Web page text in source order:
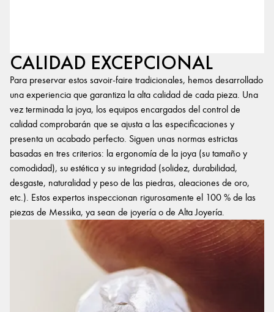
CALIDAD EXCEPCIONAL
Para preservar estos savoir-faire tradicionales, hemos desarrollado
una experiencia que garantiza la alta calidad de cada pieza. Una
vez terminada la joya, los equipos encargados del control de
calidad comprobarán que se ajusta a las especificaciones y
presenta un acabado perfecto. Siguen unas normas estrictas
basadas en tres criterios: la ergonomía de la joya (su tamaño y
comodidad), su estética y su integridad (solidez, durabilidad,
desgaste, naturalidad y peso de las piedras, aleaciones de oro,
etc.). Estos expertos inspeccionan rigurosamente el 100 % de las
piezas de Messika, ya sean de joyería o de Alta Joyería.